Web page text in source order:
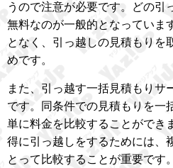
うので注意が必要です。どの引
無料なのが一般的となっていま
となく、引っ越しの見積もりを
めです。
また、引っ越す一括見積もりサ
です。同条件での見積もりを一
単に料金を比較することができ
得に引っ越しをするためには、
とって比較することが重要です。